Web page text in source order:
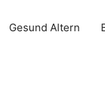
Gesund Altern